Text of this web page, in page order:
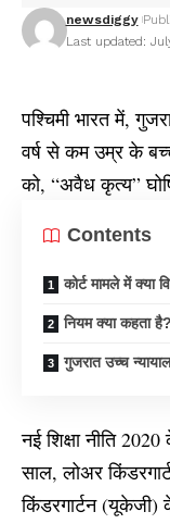
Last updated:
newsdiggy
पश्चिमी भारत में,
वर्ष से कम उम्र के
को, “अवैध कृत्य”
Contents
कोर्ट मामले में क्या
नियम क्या कहता है?
गुजरात उच्च
नई शिक्षा नीति
साल, लोअर
किंडरगार्टन (यूकेजी)